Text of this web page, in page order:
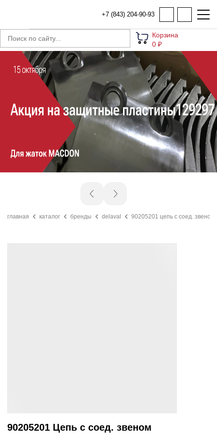
+7 (843) 204-90-93
Корзина
0 ₽
главная каталог бренды delaval 90205201 цепь с соед. звеном
90205201 Цепь с соед. звеном